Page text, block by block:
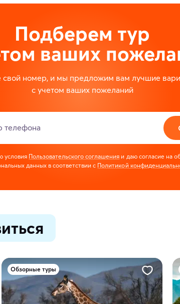
Подберем тур
ваших
свой номер, и мы предложим вам лучшие
с учетом ваших пожеланий
телефона
условия Пользовательского соглашения и даю согласие на
данных в соответствии с Политикой
Обзорные туры